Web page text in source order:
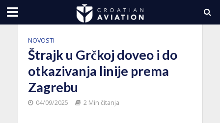
NOVOSTI
Štrajk u Grčkoj doveo i do
otkazivanja linije prema
Zagrebu
04/09/2025 2 Min čitanja